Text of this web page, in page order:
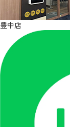
豊中店